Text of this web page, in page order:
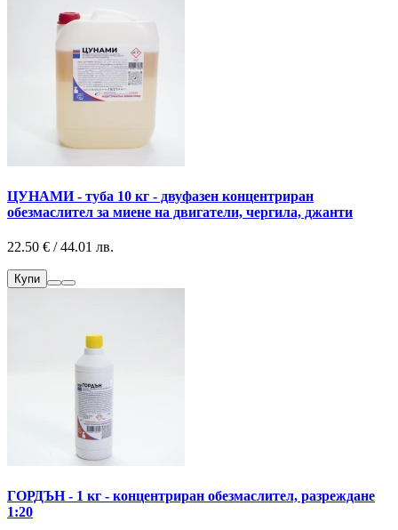
ЦУНАМИ - туба 10 кг - двуфазен концентриран
обезмаслител за миене на двигатели, чергила, джанти
22.50 € / 44.01 лв.
Купи
ГОРДЪН - 1 кг - концентриран обезмаслител, разреждане
1:20